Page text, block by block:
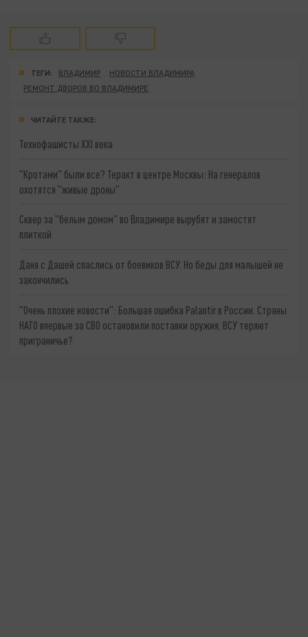
ТЕГИ: ВЛАДИМИР
НОВОСТИ ВЛАДИМИРА
РЕМОНТ ДВОРОВ ВО ВЛАДИМИРЕ
ЧИТАЙТЕ ТАКЖЕ:
Технофашисты XXI века
"Кротами" были все? Теракт в центре Москвы: На генералов
охотятся "живые дроны"
Сквер за "белым домом" во Владимире вырубят и замостят
плиткой
Даня с Дашей спаслись от боевиков ВСУ. Но беды для малышей не
закончились
"Очень плохие новости": Большая ошибка Palantir в России. Страны
НАТО впервые за СВО остановили поставки оружия. ВСУ теряют
приграничье?